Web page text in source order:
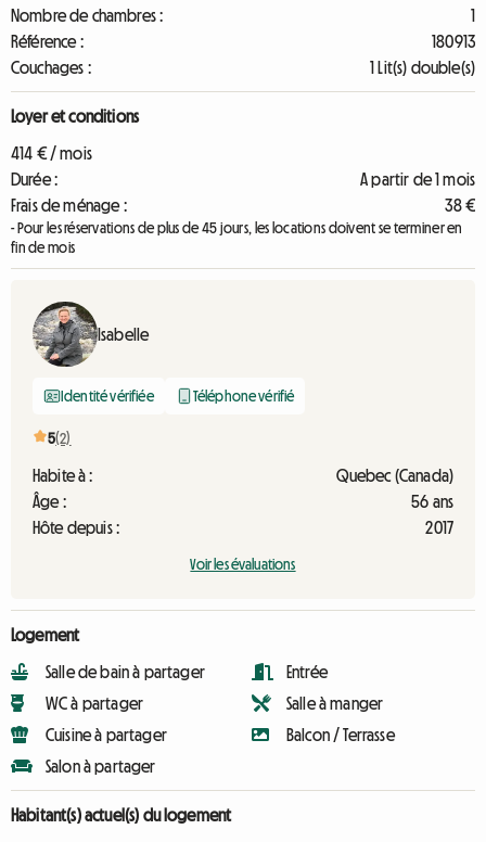
Nombre de chambres :
1
Référence :
180913
Couchages :
1 Lit(s) double(s)
Loyer et conditions
414 € / mois
Durée :
A partir de 1 mois
Frais de ménage :
38 €
- Pour les réservations de plus de 45 jours, les locations doivent se terminer en
fin de mois
Isabelle
Identité vérifiée Téléphone vérifié
5(2)
Habite à :
Quebec (Canada)
Âge :
56 ans
Hôte depuis :
2017
Voir les évaluations
Logement
Salle de bain à partager
WC à partager
Cuisine à partager
Salon à partager
Entrée
Salle à manger
Balcon / Terrasse
Habitant(s) actuel(s) du logement